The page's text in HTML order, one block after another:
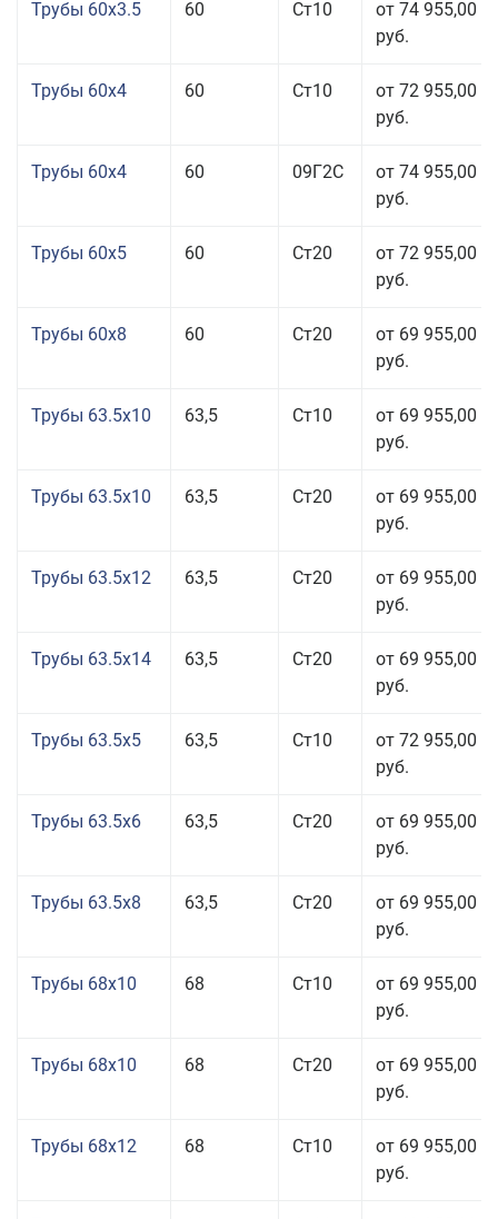
Трубы 60x3.5 60 Ст10
от 74 955,00
руб.
Трубы 60x4 60 Ст10
от 72 955,00
руб.
Трубы 60x4 60 09Г2С
от 74 955,00
руб.
Трубы 60x5 60 Ст20
от 72 955,00
руб.
Трубы 60x8 60 Ст20
от 69 955,00
руб.
Трубы 63.5x10 63,5 Ст10
от 69 955,00
руб.
Трубы 63.5x10 63,5 Ст20
от 69 955,00
руб.
Трубы 63.5x12 63,5 Ст20
от 69 955,00
руб.
Трубы 63.5x14 63,5 Ст20
от 69 955,00
руб.
Трубы 63.5x5 63,5 Ст10
от 72 955,00
руб.
Трубы 63.5x6 63,5 Ст20
от 69 955,00
руб.
Трубы 63.5x8 63,5 Ст20
от 69 955,00
руб.
Трубы 68x10 68 Ст10
от 69 955,00
руб.
Трубы 68x10 68 Ст20
от 69 955,00
руб.
Трубы 68x12 68 Ст10
от 69 955,00
руб.